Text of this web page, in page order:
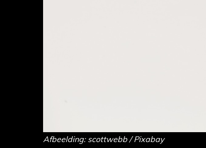
Afbeelding: scottwebb / Pixabay